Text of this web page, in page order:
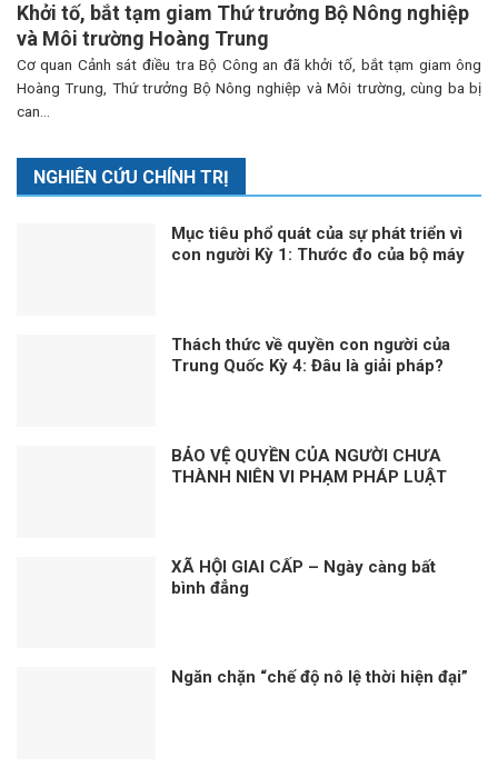
Khởi tố, bắt tạm giam Thứ trưởng Bộ Nông nghiệp
và Môi trường Hoàng Trung
Cơ quan Cảnh sát điều tra Bộ Công an đã khởi tố, bắt tạm giam ông
Hoàng Trung, Thứ trưởng Bộ Nông nghiệp và Môi trường, cùng ba bị
can...
NGHIÊN CỨU CHÍNH TRỊ
Mục tiêu phổ quát của sự phát triển vì
con người Kỳ 1: Thước đo của bộ máy
Thách thức về quyền con người của
Trung Quốc Kỳ 4: Đâu là giải pháp?
BẢO VỆ QUYỀN CỦA NGƯỜI CHƯA
THÀNH NIÊN VI PHẠM PHÁP LUẬT
XÃ HỘI GIAI CẤP – Ngày càng bất
bình đẳng
Ngăn chặn “chế độ nô lệ thời hiện đại”